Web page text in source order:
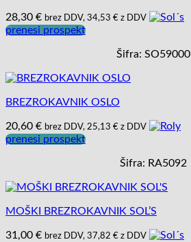
28,30 € brez DDV, 34,53 € z DDV
prenesi prospekt
Šifra: SO59000
BREZROKAVNIK OSLO
20,60 € brez DDV, 25,13 € z DDV
prenesi prospekt
Šifra: RA5092
MOŠKI BREZROKAVNIK SOL’S
31,00 € brez DDV, 37,82 € z DDV